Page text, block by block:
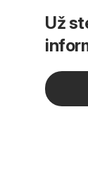
Už